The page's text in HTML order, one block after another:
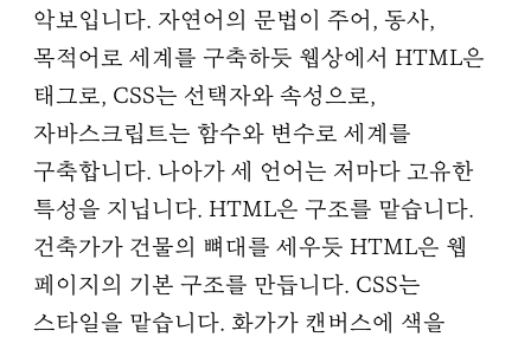
악보입니다. 자연어의 문법이 주어, 동사,
목적어로 세계를 구축하듯 웹상에서 HTML은
태그로, CSS는 선택자와 속성으로,
자바스크립트는 함수와 변수로 세계를
구축합니다. 나아가 세 언어는 저마다 고유한
특성을 지닙니다. HTML은 구조를 맡습니다.
건축가가 건물의 뼈대를 세우듯 HTML은 웹
페이지의 기본 구조를 만듭니다. CSS는
스타일을 맡습니다. 화가가 캔버스에 색을